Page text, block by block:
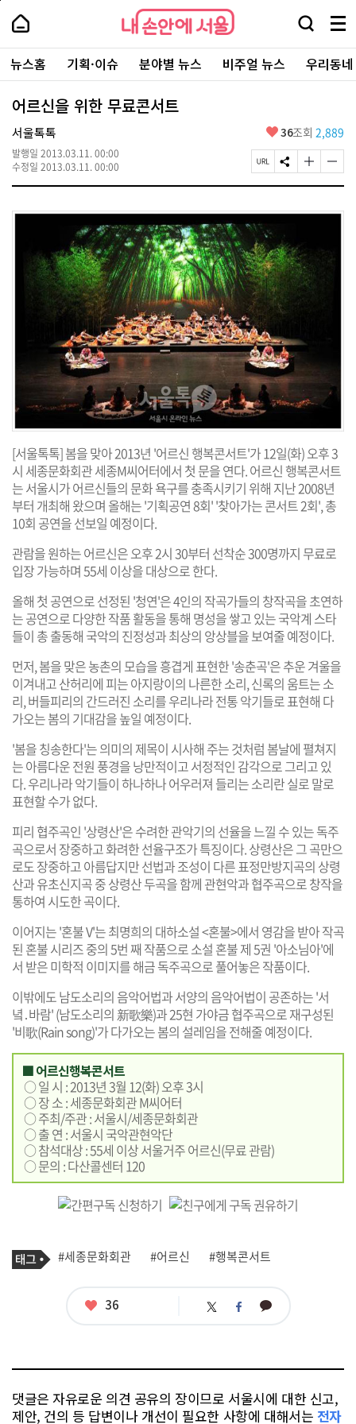
본
로
가
내
손
안
에
서
울
-
서
울
시
대
표
소
포
내
손
에
울
검
창
열
기
메
뉴
전
체
보
주
요
서
뉴스홈 기획·이슈 분야별 뉴스 비주얼 뉴스 우리동
어르신을 위한 무료콘서트
서울톡톡
발행일 2013.03.11. 00:00
수정일 2013.03.11. 00:00
좋
요
36조회 2,889
페
이
U
R
L
복
사
S
N
공
유
기
글
자
기
크
경
하
기
글
자
기
작
[서울톡톡] 봄을 맞아 2013년 '어르신 행복콘서트'가 12일(화) 오후 3
시 세종문화회관 세종M씨어터에서 첫 문을 연다. 어르신 행복콘서트
는 서울시가 어르신들의 문화 욕구를 충족시키기 위해 지난 2008년
부터 개최해 왔으며 올해는 '기획공연 8회' '찾아가는 콘서트 2회', 총
10회 공연을 선보일 예정이다.
관람을 원하는 어르신은 오후 2시 30부터 선착순 300명까지 무료로
입장 가능하며 55세 이상을 대상으로 한다.
올해 첫 공연으로 선정된 '청연'은 4인의 작곡가들의 창작곡을 초연하
는 공연으로 다양한 작품 활동을 통해 명성을 쌓고 있는 국악계 스타
들이 총 출동해 국악의 진정성과 최상의 앙상블을 보여줄 예정이다.
먼저, 봄을 맞은 농촌의 모습을 흥겹게 표현한 '송춘곡'은 추운 겨울을
이겨내고 산허리에 피는 아지랑이의 나른한 소리, 신록의 움트는 소
리, 버들피리의 간드러진 소리를 우리나라 전통 악기들로 표현해 다
가오는 봄의 기대감을 높일 예정이다.
'봄을 칭송한다'는 의미의 제목이 시사해 주는 것처럼 봄날에 펼쳐지
는 아름다운 전원 풍경을 낭만적이고 서정적인 감각으로 그리고 있
다. 우리나라 악기들이 하나하나 어우러져 들리는 소리란 실로 말로
표현할 수가 없다.
피리 협주곡인 '상령산'은 수려한 관악기의 선율을 느낄 수 있는 독주
곡으로서 장중하고 화려한 선율구조가 특징이다. 상령산은 그 곡만으
로도 장중하고 아름답지만 선법과 조성이 다른 표정만방지곡의 상령
산과 유초신지곡 중 상령산 두곡을 함께 관현악과 협주곡으로 창작을
통하여 시도한 곡이다.
이어지는 '혼불 V'는 최명희의 대하소설 <혼불>에서 영감을 받아 작곡
된 혼불 시리즈 중의 5번 째 작품으로 소설 혼불 제 5권 '아소님아'에
서 받은 미학적 이미지를 해금 독주곡으로 풀어놓은 작품이다.
이밖에도 남도소리의 음악어법과 서양의 음악어법이 공존하는 '서
녘․바람' (남도소리의 新歌樂)과 25현 가야금 협주곡으로 재구성된
'비歌(Rain song)'가 다가오는 봄의 설레임을 전해줄 예정이다.
■ 어르신행복콘서트
○ 일 시 : 2013년 3월 12(화) 오후 3시
○ 장 소 : 세종문화회관 M씨어터
○ 주최/주관 : 서울시/세종문화회관
○ 출 연 : 서울시 국악관현악단
○ 참석대상 : 55세 이상 서울거주 어르신(무료 관람)
○ 문의 : 다산콜센터 120
기
사
태
그
#세종문화회관 #어르신 #행복콘서트
좋
36 트 페 카
댓글은 자유로운 의견 공유의 장이므로 서울시에 대한 신고,
제안, 건의 등 답변이나 개선이 필요한 사항에 대해서는 전자
페
상
단
로